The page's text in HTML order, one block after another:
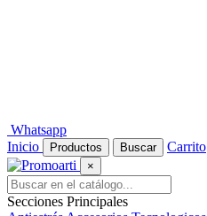
Whatsapp
Inicio
Productos Buscar Carrito
×
Secciones Principales